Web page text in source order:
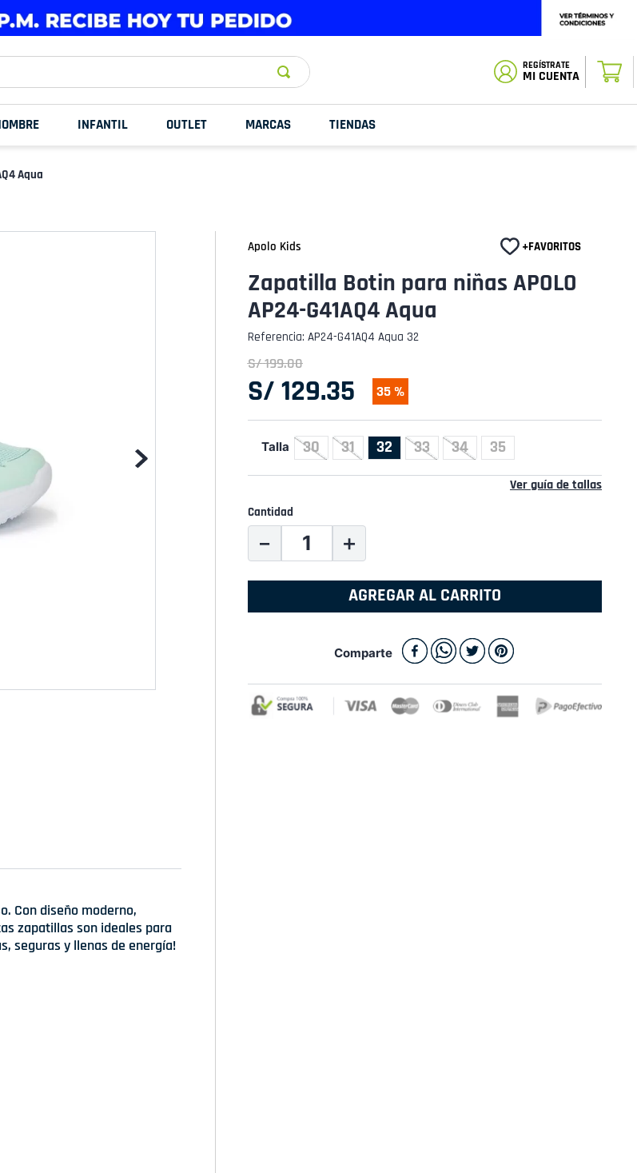
MI CUENTA
INFANTIL OUTLET MARCAS TIENDAS
Aqua
Con diseño moderno,
zapatillas son ideales para
seguras y llenas de energía!
Apolo Kids
Zapatilla Botin para niñas APOLO
AP24-G41AQ4 Aqua
Referencia: AP24-G41AQ4 Aqua 32
S/199.00
S/ 129.35 35 %
Talla 30 31 32 33 34 35
Ver guía de tallas
Cantidad
＋
－
AGREGAR AL CARRITO
Comparte